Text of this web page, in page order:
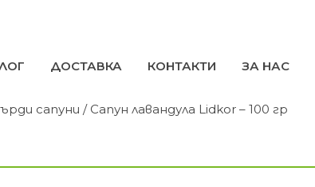
ДОСТАВКА КОНТАКТИ ЗА НАС
сапуни / Сапун лавандула Lidkor – 100 гр